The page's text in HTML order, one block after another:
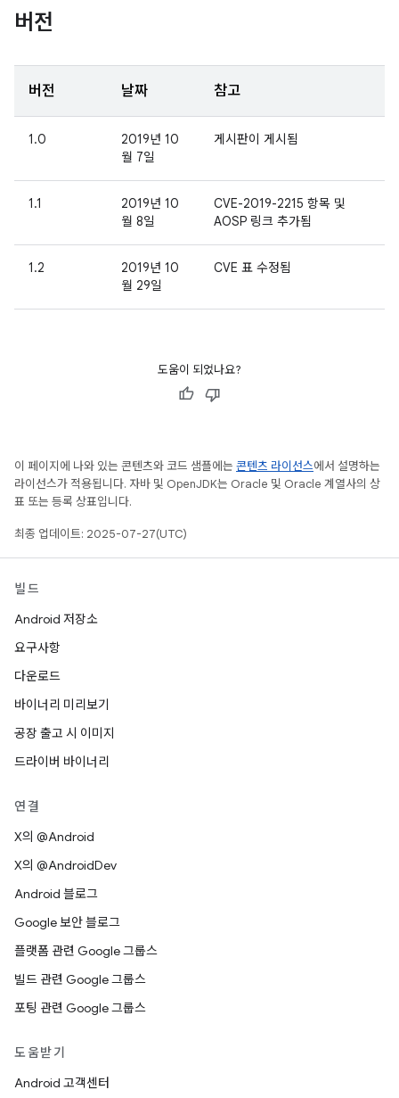
버전
버전 날짜 참고
1.0
2019년 10
월 7일
게시판이 게시됨
1.1
2019년 10
월 8일
CVE-2019-2215 항목 및
AOSP 링크 추가됨
1.2
2019년 10
월 29일
CVE 표 수정됨
도움이 되었나요?
이 페이지에 나와 있는 콘텐츠와 코드 샘플에는 콘텐츠 라이선스에서 설명하는
라이선스가 적용됩니다. 자바 및 OpenJDK는 Oracle 및 Oracle 계열사의 상
표 또는 등록 상표입니다.
최종 업데이트: 2025-07-27(UTC)
빌드
Android 저장소
요구사항
다운로드
바이너리 미리보기
공장 출고 시 이미지
드라이버 바이너리
연결
X의 @Android
X의 @AndroidDev
Android 블로그
Google 보안 블로그
플랫폼 관련 Google 그룹스
빌드 관련 Google 그룹스
포팅 관련 Google 그룹스
도움받기
Android 고객센터